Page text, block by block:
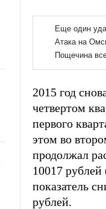
2015 год
четвертом
первого
этом во
продолжал
10017
показатель
рублей.